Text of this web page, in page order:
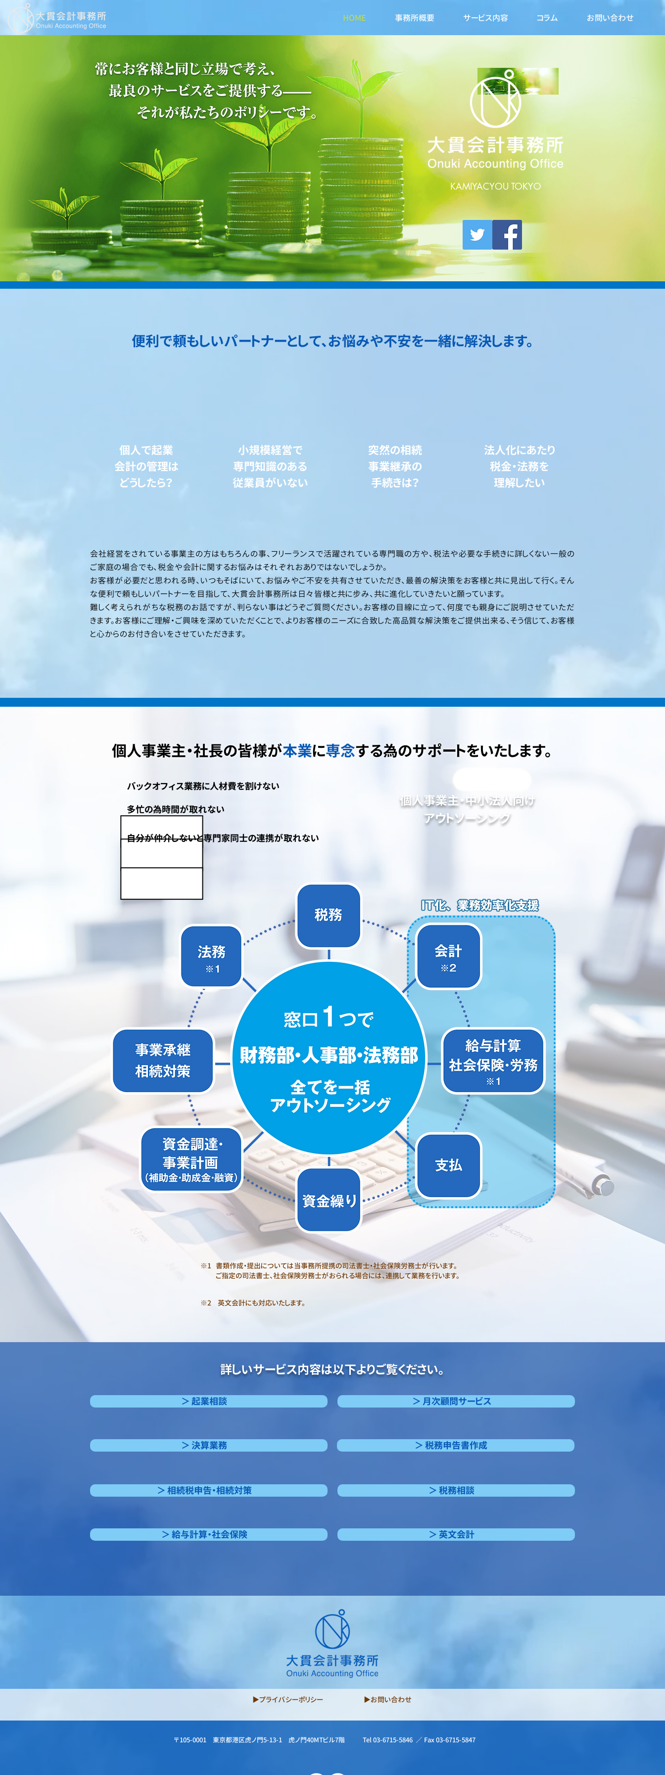
HOME 事務所概要 サービス内容 コラム お問い合わせ
KAMIYACYOU TOKYO
便利で頼もしいパートナーとして、​お悩みや不安を一緒に解決します。
個人で起業
会計の管理は
どうしたら？
小規模経営で
専門知識のある
従業員がいない
突然の相続
事業継承の
手続きは？
法人化にあたり
税金・法務を
理解したい
会社経営をされている事業主の方はもちろんの事、フリーランスで活躍されている専門職の方や、税法や必要な手続きに詳しくない一般の
ご家庭の場合でも、税金や会計に関するお悩みはそれぞれおありではないでしょうか。
お客様が必要だと思われる時、いつもそばにいて、お悩みやご不安を共有させていただき、最善の解決策をお客様と共に見出して行く。そん
な便利で頼もしいパートナーを目指して、大貫会計事務所は日々皆様と共に步み、共に進化していきたいと願っています。
難しく考えられがちな税務のお話ですが、判らない事はどうぞご質問ください。お客様の目線に立って、何度でも親身にご説明させていただ
きます。お客様にご理解・ご興味を深めていただくことで、よりお客様のニーズに合致した高品質な解決策をご提供出来る、そう信じて、お客様
と心からのお付き合いをさせていただきます。
個人事業主・社長の皆様が本業に専念する為のサポートをいたします。
バックオフィス業務に人材費を割けない
多忙の為時間が取れない
自分が仲介しないと専門家同士の連携が取れない
個人事業主・中小法人向け
アウトソーシング
※1 書類作成・提出については当事務所提携の司法書士・社会保険労務士が行います。
ご指定の司法書士、社会保険労務士がおられる場合には、連携して業務を行います。
※2 英文会計にも対応いたします。
詳しいサービス内容は以下よりご覧ください。
＞ 起業相談 ＞ 月次顧問サービス
＞ 決算業務 ＞ 税務申告書作成
＞ 相続税申告・相続対策 ＞ 税務相談
＞ 給与計算・社会保険 ＞ 英文会計
▶プライバシーポリシー ▶お問い合わせ
〒105-0001 東京都港区虎ノ門5-13-1 虎ノ門40MTビル7階 Tel 03-6715-5846 ／ Fax 03-6715-5847